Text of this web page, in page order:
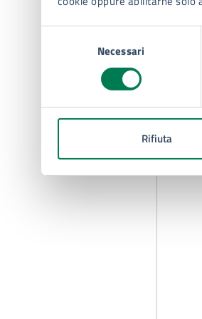
Necessari
Rifiuta